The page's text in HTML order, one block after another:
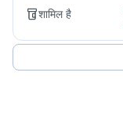
शामिल है